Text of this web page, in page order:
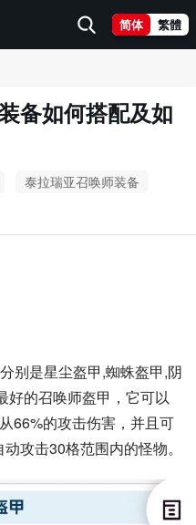
简体 繁體
备如何搭配及如
泰拉瑞亚召唤师装备
别是星尘盔甲,蜘蛛盔甲,阴
好的召唤师盔甲，它可以
66%的攻击伤害，并且可
攻击30格范围内的怪物。